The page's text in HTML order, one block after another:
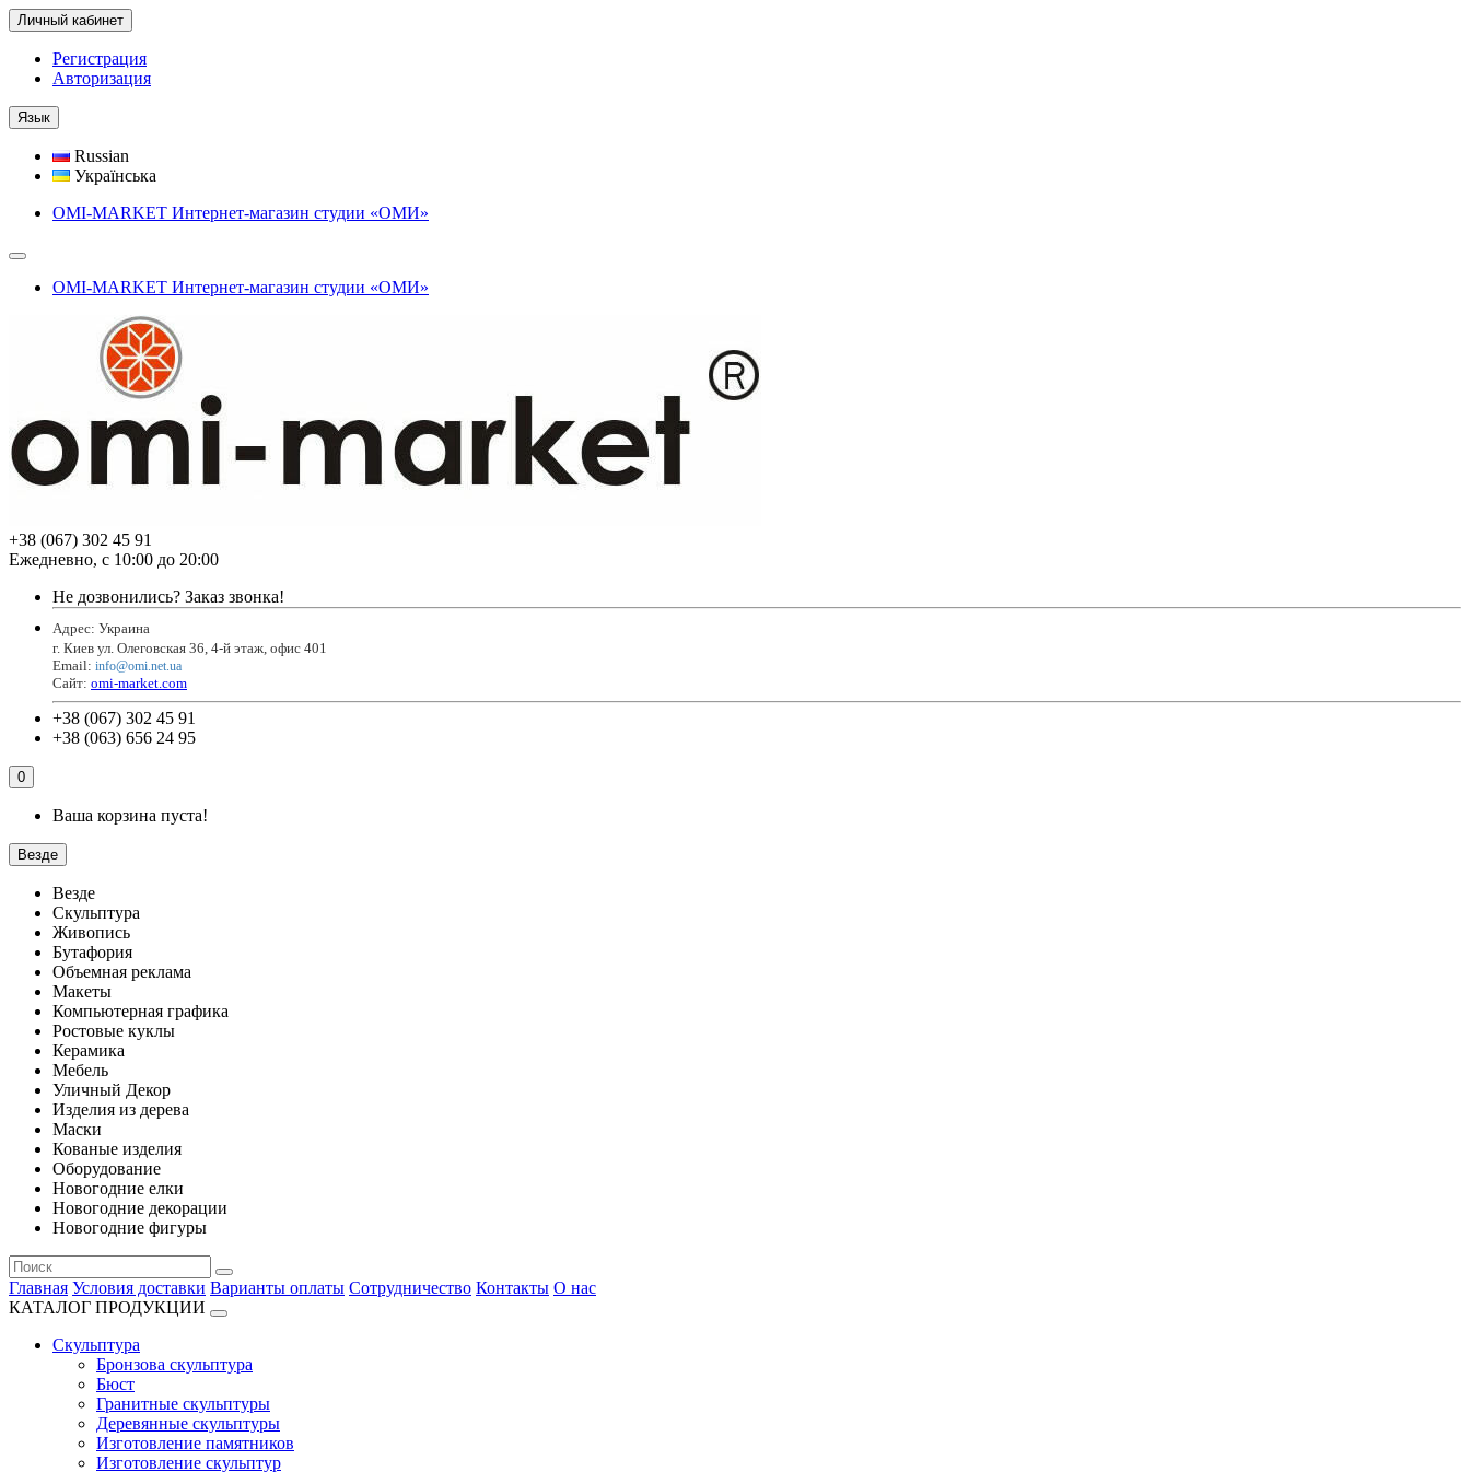
Личный кабинет
Регистрация
Авторизация
Язык
Russian
Українська
OMI-MARKET Интернет-магазин студии «ОМИ»
OMI-MARKET Интернет-магазин студии «ОМИ»
+38 (067) 302 45 91
Ежедневно, с 10:00 до 20:00
Не дозвонились? Заказ звонка!
Адрес: Украина
г. Киев ул. Олеговская 36, 4-й этаж, офис 401
Email: info@omi.net.ua
Сайт: omi-market.com
+38 (067) 302 45 91
+38 (063) 656 24 95
0
Ваша корзина пуста!
Везде
Везде
Скульптура
Живопись
Бутафория
Объемная реклама
Макеты
Компьютерная графика
Ростовые куклы
Керамика
Мебель
Уличный Декор
Изделия из дерева
Маски
Кованые изделия
Оборудование
Новогодние елки
Новогодние декорации
Новогодние фигуры
Главная Условия доставки Варианты оплаты Сотрудничество Контакты О нас
КАТАЛОГ ПРОДУКЦИИ
Скульптура
Бронзова скульптура
Бюст
Гранитные скульптуры
Деревянные скульптуры
Изготовление памятников
Изготовление скульптур